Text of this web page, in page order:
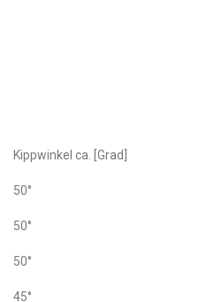
Kippwinkel ca. [Grad]
50°
50°
50°
45°